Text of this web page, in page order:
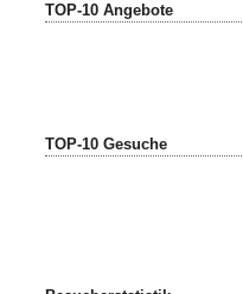
TOP-10 Angebote
TOP-10 Gesuche